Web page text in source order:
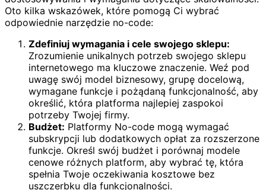
Oto kilka wskazówek, które pomogą Ci wybrać
odpowiednie narzędzie no-code:
Zdefiniuj wymagania i cele swojego sklepu:
Zrozumienie unikalnych potrzeb swojego sklepu
internetowego ma kluczowe znaczenie. Weź pod
uwagę swój model biznesowy, grupę docelową,
wymagane funkcje i pożądaną funkcjonalność, aby
określić, która platforma najlepiej zaspokoi
potrzeby Twojej firmy.
Budżet: Platformy No-code mogą wymagać
subskrypcji lub dodatkowych opłat za rozszerzone
funkcje. Określ swój budżet i porównaj modele
cenowe różnych platform, aby wybrać tę, która
spełnia Twoje oczekiwania kosztowe bez
uszczerbku dla funkcjonalności.